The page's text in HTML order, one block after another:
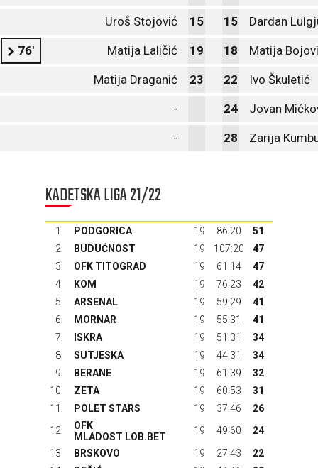
Uroš Stojović 15 15 Dardan
76' Matija Laličić 19 18 Matija
Matija Draganić 23 22 Ivo Škuletić
- 24 Jovan
- 28 Zarija
KADETSKA LIGA 21/22
1. PODGORICA 19 86:20
51
2.
BUDUĆNOST 19 107:20
47
3.
OFK TITOGRAD 19 61:14
47
4.
KOM 19 76:23
42
5.
ARSENAL 19 59:29
41
6.
MORNAR 19 55:31
41
7.
ISKRA 19 51:31
34
8.
SUTJESKA 19 44:31
34
9.
BERANE 19 61:39
32
10.
ZETA 19 60:53
31
11.
POLET STARS 19 37:46
26
12.
OFK
MLADOST LOB.BET
19 49:60
24
13.
BRSKOVO 19 27:43
22